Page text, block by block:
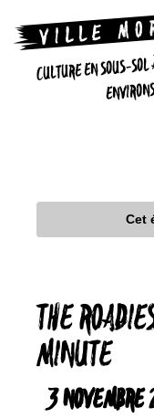
CULTURE EN SOUS-
Cet
THE
MINUTE
3